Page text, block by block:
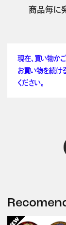
商品毎に
現在、買い物か
お買い物を続け
ください。